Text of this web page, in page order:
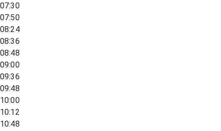
07:30
07:50
08:24
08:36
08:48
09:00
09:36
09:48
10:00
10:12
10:48